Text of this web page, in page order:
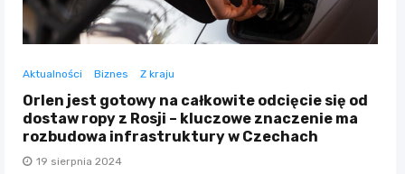
Aktualności Biznes Z kraju
Orlen jest gotowy na całkowite odcięcie się od
dostaw ropy z Rosji – kluczowe znaczenie ma
rozbudowa infrastruktury w Czechach
19 sierpnia 2024